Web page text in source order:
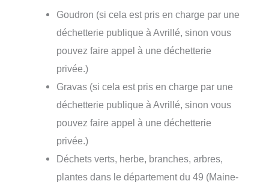
Goudron (si cela est pris en charge par une
déchetterie publique à Avrillé, sinon vous
pouvez faire appel à une déchetterie
privée.)
Gravas (si cela est pris en charge par une
déchetterie publique à Avrillé, sinon vous
pouvez faire appel à une déchetterie
privée.)
Déchets verts, herbe, branches, arbres,
plantes dans le département du 49 (Maine-